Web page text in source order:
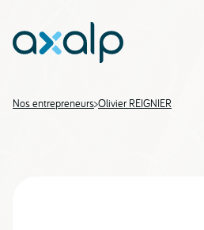
Nos entrepreneurs>Olivier REIGNIER